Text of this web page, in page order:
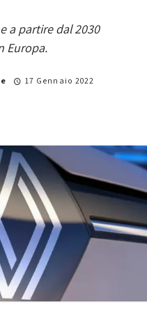
a partire dal 2030
Europa.
17 Gennaio 2022